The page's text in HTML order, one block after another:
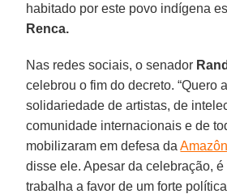
habitado por este povo indígena
Renca.
Nas redes sociais, o senador
celebrou o fim do decreto. “Quero
solidariedade de artistas, de
comunidade internacionais e de
mobilizaram em defesa da
disse ele. Apesar da celebração,
trabalha a favor de um forte